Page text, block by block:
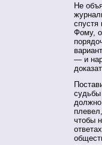
Не
Фому,
— и
судьбы
должно
чтобы